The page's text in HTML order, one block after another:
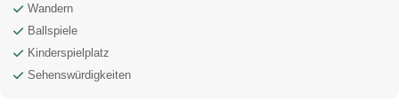
Wandern
Ballspiele
Kinderspielplatz
Sehenswürdigkeiten